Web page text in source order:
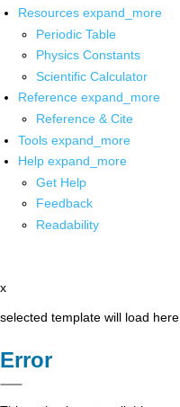
Resources expand_more
Periodic Table
Physics Constants
Scientific Calculator
Reference expand_more
Reference & Cite
Tools expand_more
Help expand_more
Get Help
Feedback
Readability
x
selected template will load here
Error